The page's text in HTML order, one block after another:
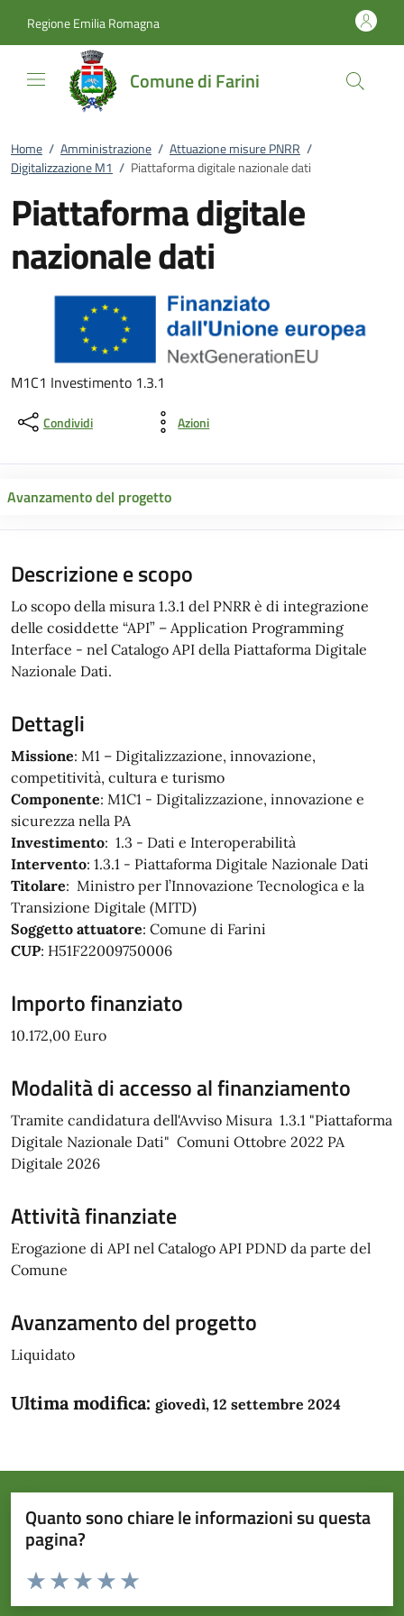
Regione Emilia Romagna
Comune di Farini
Home / Amministrazione / Attuazione misure PNRR /
Digitalizzazione M1 / Piattaforma digitale nazionale dati
Piattaforma digitale
nazionale dati
M1C1 Investimento 1.3.1
Condividi Azioni
Avanzamento del progetto
Descrizione e scopo
Lo scopo della misura 1.3.1 del PNRR è di integrazione
delle cosiddette “API” – Application Programming
Interface - nel Catalogo API della Piattaforma Digitale
Nazionale Dati.
Dettagli
Missione: M1 – Digitalizzazione, innovazione,
competitività, cultura e turismo
Componente: M1C1 - Digitalizzazione, innovazione e
sicurezza nella PA
Investimento: 1.3 - Dati e Interoperabilità
Intervento: 1.3.1 - Piattaforma Digitale Nazionale Dati
Titolare: Ministro per l’Innovazione Tecnologica e la
Transizione Digitale (MITD)
Soggetto attuatore: Comune di Farini
CUP: H51F22009750006
Importo finanziato
10.172,00 Euro
Modalità di accesso al finanziamento
Tramite candidatura dell'Avviso Misura 1.3.1 "Piattaforma
Digitale Nazionale Dati" Comuni Ottobre 2022 PA
Digitale 2026
Attività finanziate
Erogazione di API nel Catalogo API PDND da parte del
Comune
Avanzamento del progetto
Liquidato
Ultima modifica: giovedì, 12 settembre 2024
Quanto sono chiare le informazioni su questa
pagina?
Domanda
Valuta da 1 a 5 stelle la pagina
Valuta 5 stelle su 5
Valuta 4 stelle su 5
Valuta 3 stelle su 5
Valuta 2 stelle su 5
Valuta 1 stelle su 5